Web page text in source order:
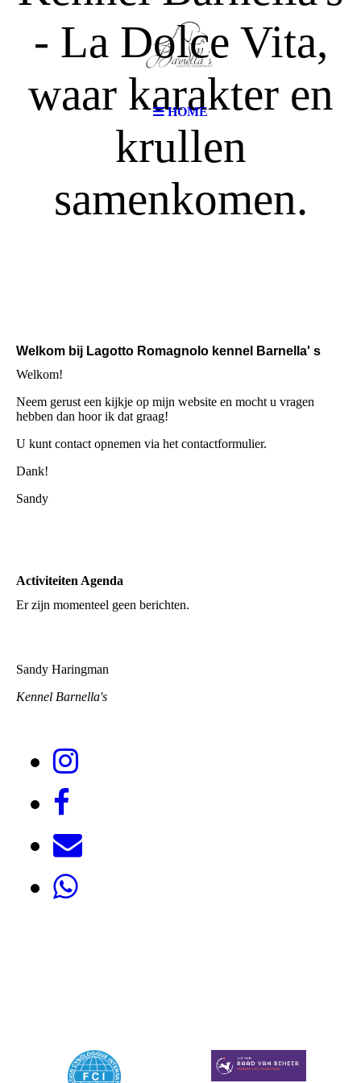
HOME
- La Dolce Vita,
waar karakter en
krullen
samenkomen.
Welkom bij Lagotto Romagnolo kennel Barnella' s
Welkom!
Neem gerust een kijkje op mijn website en mocht u vragen
hebben dan hoor ik dat graag!
U kunt contact opnemen via het contactformulier.
Dank!
Sandy
Activiteiten Agenda
Er zijn momenteel geen berichten.
Sandy Haringman
Kennel Barnella's